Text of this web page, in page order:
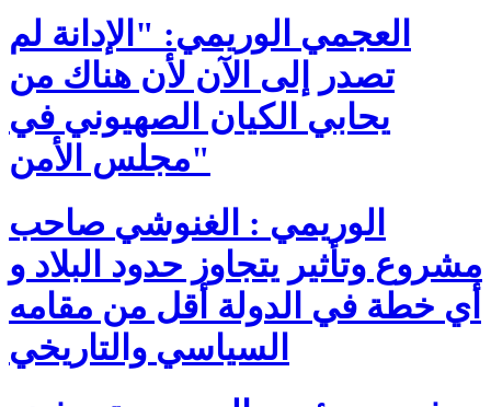
العجمي الوريمي: "الإدانة لم
تصدر إلى الآن لأن هناك من
يحابي الكيان الصهيوني في
مجلس الأمن"
الوريمي : الغنوشي صاحب
مشروع وتأثير يتجاوز حدود البلاد و
أي خطة في الدولة أقل من مقامه
السياسي والتاريخي